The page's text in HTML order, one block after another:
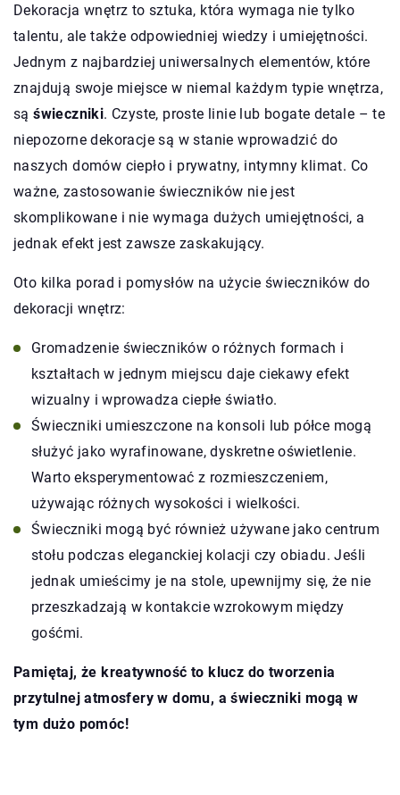
Dekoracja wnętrz to sztuka, która wymaga nie tylko
talentu, ale także odpowiedniej wiedzy i umiejętności.
Jednym z najbardziej uniwersalnych elementów, które
znajdują swoje miejsce w niemal każdym typie wnętrza,
sąświeczniki. Czyste, proste linie lub bogate detale – te
niepozorne dekoracje są w stanie wprowadzić do
naszych domów ciepło i prywatny, intymny klimat. Co
ważne, zastosowanie świeczników nie jest
skomplikowane i nie wymaga dużych umiejętności, a
jednak efekt jest zawsze zaskakujący.
Oto kilka porad i pomysłów na użycie świeczników do
dekoracji wnętrz:
Gromadzenie świeczników o różnych formach i
kształtach w jednym miejscu daje ciekawy efekt
wizualny i wprowadza ciepłe światło.
Świeczniki umieszczone na konsoli lub półce mogą
służyć jako wyrafinowane, dyskretne oświetlenie.
Warto eksperymentować z rozmieszczeniem,
używając różnych wysokości i wielkości.
Świeczniki mogą być również używane jako centrum
stołu podczas eleganckiej kolacji czy obiadu. Jeśli
jednak umieścimy je na stole, upewnijmy się, że nie
przeszkadzają w kontakcie wzrokowym między
gośćmi.
Pamiętaj, że kreatywność to klucz do tworzenia
przytulnej atmosfery w domu, a świeczniki mogą w
tym dużo pomóc!